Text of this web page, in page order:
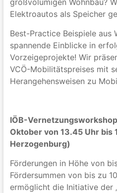
Elektroautos als Speicher
Best-Practice Beispiele aus
spannende Einblicke in
Vorzeigeprojekte! Wir
VCÖ-Mobilitätspreises mit
Herangehensweisen zu
IÖB-
Oktober von 13.45 Uhr bis
Herzogenburg)
Förderungen in Höhe von
Fördersummen von bis zu
ermöglicht die Initiative der